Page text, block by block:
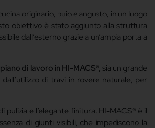
originario, buio e angusto, in un luogo
obiettivo è stato aggiunto alla struttura
dall’esterno grazie a un’ampia porta a
piano di lavoro in HI-MACS®, sia un grande
di travi in rovere naturale, per
pulizia e l’elegante finitura. HI-MACS® è il
di giunti visibili, che impediscono la